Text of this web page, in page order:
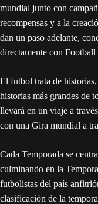
mundial junto con
recompensas y a la
dan un paso adelante,
directamente con
El futbol trata de
historias más grandes de
llevará en un viaje a
con una Gira mundial a
Cada Temporada se
culminando en la
futbolistas del país
clasificación de la